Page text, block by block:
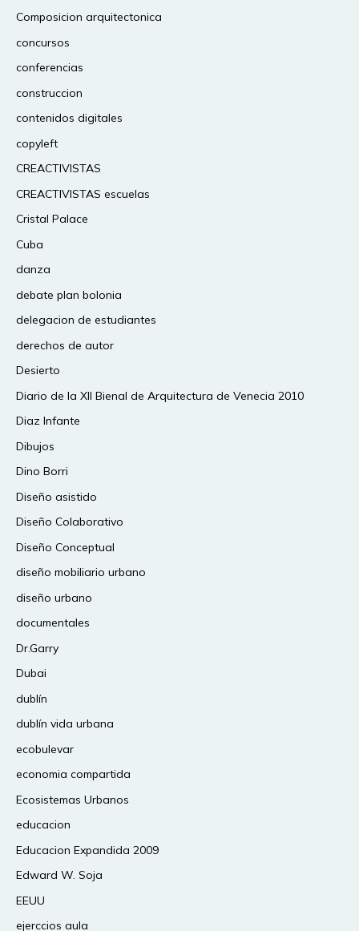
Composicion arquitectonica
concursos
conferencias
construccion
contenidos digitales
copyleft
CREACTIVISTAS
CREACTIVISTAS escuelas
Cristal Palace
Cuba
danza
debate plan bolonia
delegacion de estudiantes
derechos de autor
Desierto
Diario de la XII Bienal de Arquitectura de Venecia 2010
Diaz Infante
Dibujos
Dino Borri
Diseño asistido
Diseño Colaborativo
Diseño Conceptual
diseño mobiliario urbano
diseño urbano
documentales
Dr.Garry
Dubai
dublín
dublín vida urbana
ecobulevar
economia compartida
Ecosistemas Urbanos
educacion
Educacion Expandida 2009
Edward W. Soja
EEUU
ejerccios aula